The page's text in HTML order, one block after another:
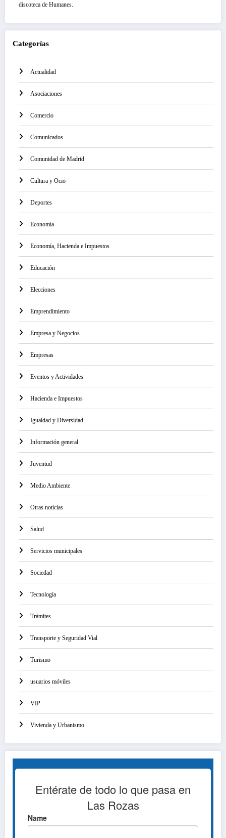
discoteca de Humanes.
Categorías
Actualidad
Asociaciones
Comercio
Comunicados
Comunidad de Madrid
Cultura y Ocio
Deportes
Economía
Economía, Hacienda e Impuestos
Educación
Elecciones
Emprendimiento
Empresa y Negocios
Empresas
Eventos y Actividades
Hacienda e Impuestos
Igualdad y Diversidad
Información general
Juventud
Medio Ambiente
Otras noticias
Salud
Servicios municipales
Sociedad
Tecnología
Trámites
Transporte y Seguridad Vial
Turismo
usuarios móviles
VIP
Vivienda y Urbanismo